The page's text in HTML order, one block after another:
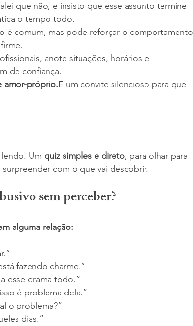
que não, e insisto que esse assunto termine
o tempo todo.
é comum, mas pode reforçar o comportamento
anote situações, horários e
de confiança.
amor-próprio.E um convite silencioso para que
Um quiz simples e direto, para olhar para
com o que vai descobrir.
sem perceber?
alguma relação:
fazendo charme.”
esse drama todo.”
é problema dela.”
o problema?”
dias.”